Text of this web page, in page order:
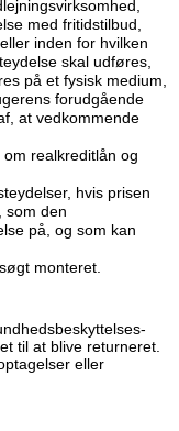
med fritidstilbud,
inden for hvilken
skal udføres,
på et fysisk medium,
forudgående
at vedkommende
realkreditlån og
hvis prisen
som den
på, og som kan
monteret.
til at blive returneret.
eller